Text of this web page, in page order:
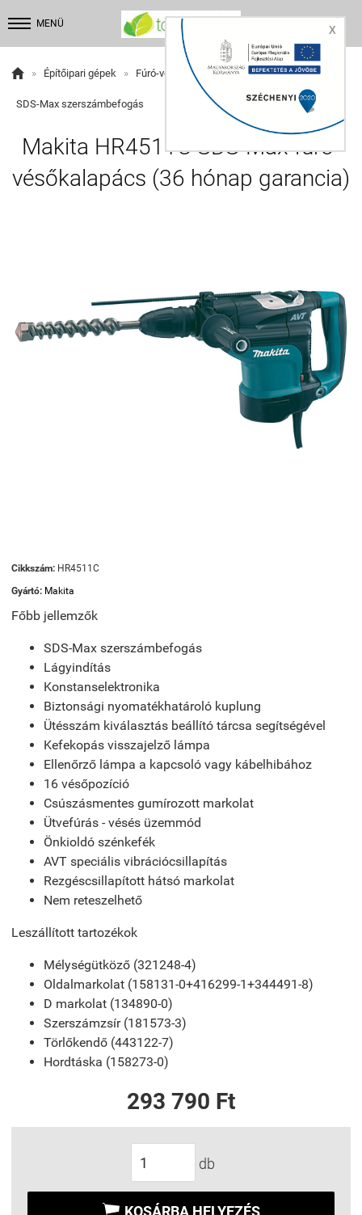
MENÜ  
 » Építőipari gépek » Fúró-vésőkalapács »
SDS-Max szerszámbefogás
Makita HR4511C SDS-Max fúró-
vésőkalapács (36 hónap garancia)
Cikkszám: HR4511C
Gyártó: Makita
Főbb jellemzők
SDS-Max szerszámbefogás
Lágyindítás
Konstanselektronika
Biztonsági nyomatékhatároló kuplung
Ütésszám kiválasztás beállító tárcsa segítségével
Kefekopás visszajelző lámpa
Ellenőrző lámpa a kapcsoló vagy kábelhibához
16 vésőpozíció
Csúszásmentes gumírozott markolat
Ütvefúrás - vésés üzemmód
Önkioldó szénkefék
AVT speciális vibrációcsillapítás
Rezgéscsillapított hátsó markolat
Nem reteszelhető
Leszállított tartozékok
Mélységütköző (321248-4)
Oldalmarkolat (158131-0+416299-1+344491-8)
D markolat (134890-0)
Szerszámzsír (181573-3)
Törlőkendő (443122-7)
Hordtáska (158273-0)
293 790 Ft
db
KOSÁRBA HELYEZÉS
X